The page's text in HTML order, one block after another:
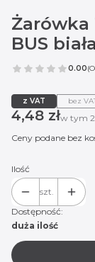
Żarówka
BUS
0.00
z VAT bez
Cena
4,48 złw tym
w tym
Ceny podane bez
Ilość
szt.
Dostępność:
duża ilość